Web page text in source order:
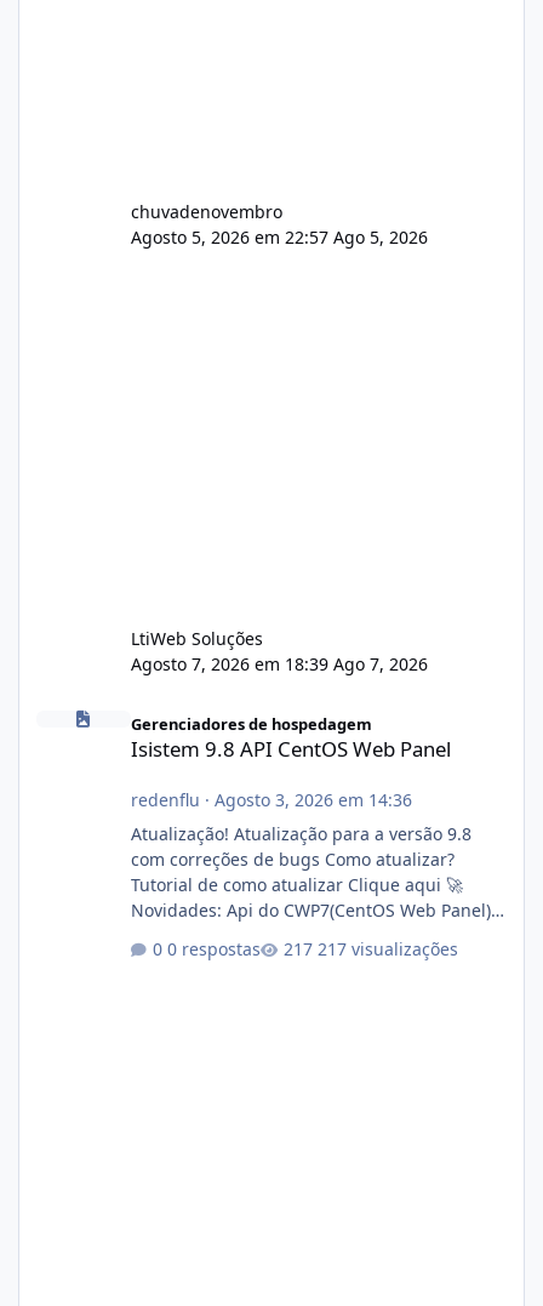
chuvadenovembro
Agosto 5, 2026 em 22:57 Ago 5, 2026
LtiWeb Soluções
Agosto 7, 2026 em 18:39 Ago 7, 2026
Isistem 9.8 API CentOS Web Panel
Gerenciadores de hospedagem
Isistem 9.8 API CentOS Web Panel
redenflu · Agosto 3, 2026 em 14:36
Atualização! Atualização para a versão 9.8
com correções de bugs Como atualizar?
Tutorial de como atualizar Clique aqui 🚀
Novidades: Api do CWP7(CentOS Web Panel)
autorizado a usasr o isistem:
0 respostas 217 visualizações